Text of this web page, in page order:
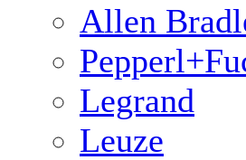
Allen
Legrand
Leuze